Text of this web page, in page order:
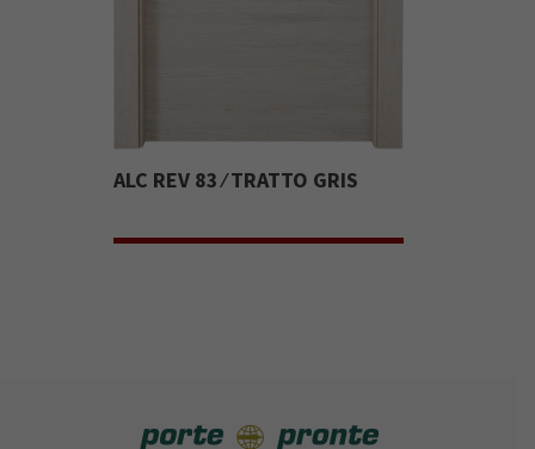
ALC REV 83 ⁄ TRATTO GRIS